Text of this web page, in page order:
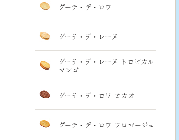
グーテ・デ・ロワ
グーテ・デ・レーヌ
グーテ・デ・レーヌ トロピカル
マンゴー
グーテ・デ・ロワ カカオ
グーテ・デ・ロワ フロマージュ